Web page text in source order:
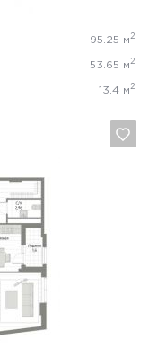
95.25 м 2
53.65 м 2
13.4 м 2